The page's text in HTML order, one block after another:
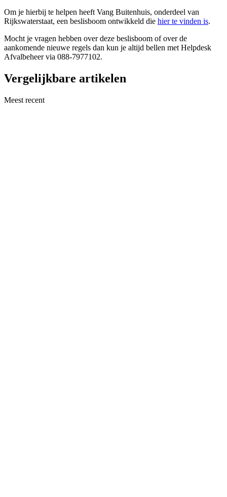
Om je hierbij te helpen heeft Vang Buitenhuis, onderdeel van
Rijkswaterstaat, een beslisboom ontwikkeld die hier te vinden is.
Mocht je vragen hebben over deze beslisboom of over de
aankomende nieuwe regels dan kun je altijd bellen met Helpdesk
Afvalbeheer via 088-7977102.
Vergelijkbare artikelen
Meest recent